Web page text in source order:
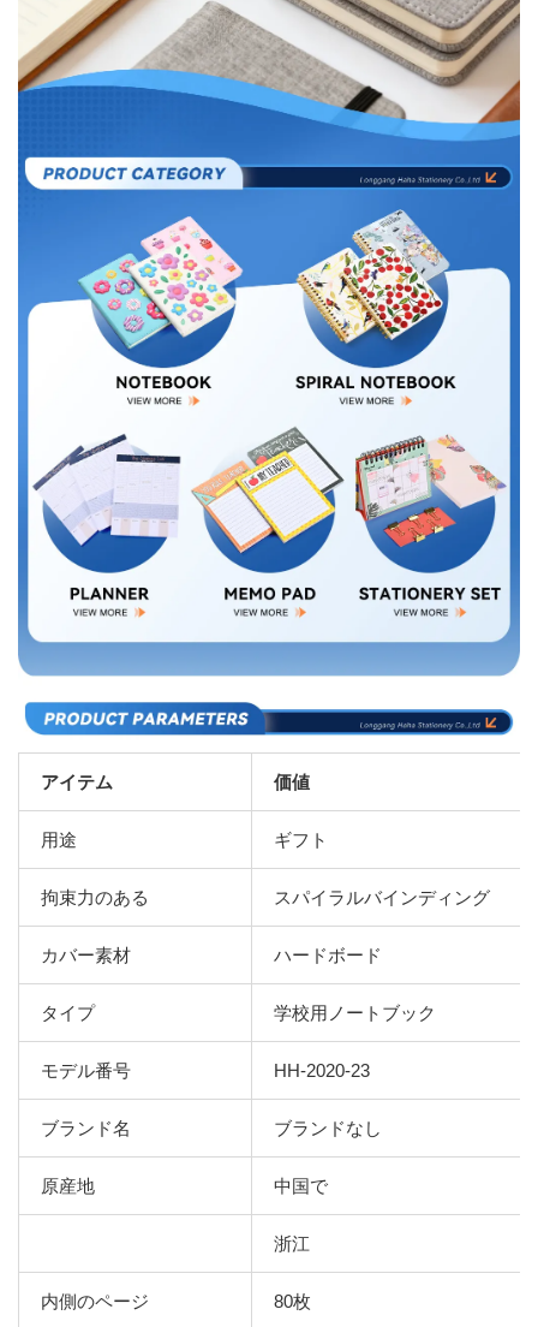
アイテム 価値
用途 ギフト
拘束力のある スパイラルバインディング
カバー素材 ハードボード
タイプ 学校用ノートブック
モデル番号 HH-2020-23
ブランド名 ブランドなし
原産地 中国で
浙江
内側のページ 80枚